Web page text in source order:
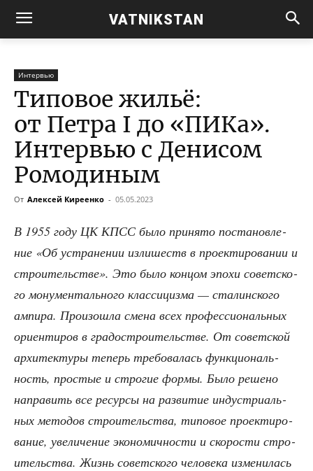
VATNIKSTAN
Интервью
Типовое жильё:
от Петра I до «ПИКа».
Интервью с Денисом
Ромодиным
От Алексей Киреенко - 05.05.2023
В 1955 году ЦК КПСС было при­ня­то поста­нов­ле­
ние «Об устра­не­нии изли­шеств в про­ек­ти­ро­ва­нии и
стро­и­тель­стве». Это было кон­цом эпо­хи совет­ско­
го мону­мен­таль­но­го клас­си­циз­ма — ста­лин­ско­го
ампи­ра. Про­изо­шла сме­на всех про­фес­си­о­наль­ных
ори­ен­ти­ров в гра­до­стро­и­тель­стве. От совет­ской
архи­тек­ту­ры теперь тре­бо­ва­лась функ­ци­о­наль­
ность, про­стые и стро­гие фор­мы. Было реше­но
напра­вить все ресур­сы на раз­ви­тие инду­стри­аль­
ных мето­дов стро­и­тель­ства, типо­вое про­ек­ти­ро­
ва­ние, уве­ли­че­ние эко­но­мич­но­сти и ско­ро­сти стро­
и­тель­ства. Жизнь совет­ско­го чело­ве­ка изме­ни­лась